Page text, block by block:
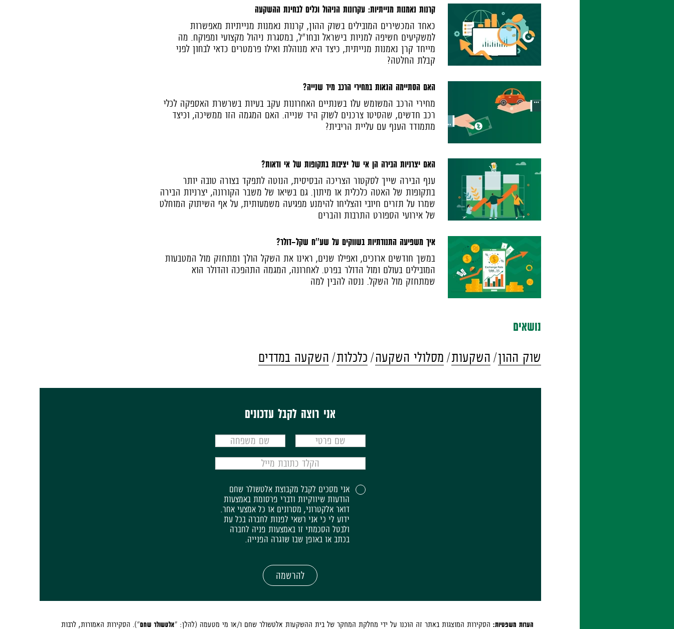
קרנות נאמנות מנייתיות: עקרונות הניהול וכלים לבחינת ההשקעה
כאחד המכשירים המובילים בשוק ההון, קרנות נאמנות מנייתיות מאפשרות
למשקיעים חשיפה למניות בישראל ובחו"ל, במסגרת ניהול מקצועי ומפוקח. מה
מייחד קרן נאמנות מנייתית, כיצד היא מנוהלת ואילו פרמטרים כדאי לבחון לפני
קבלת החלטה?
האם הסתיימה הגאות במחירי הרכב מיד שנייה?
מחירי הרכב המשומש עלו בשנתיים האחרונות עקב בעיות בשרשרת האספקה לכלי
רכב חדשים, שהסיטו צרכנים לשוק היד שנייה. האם המגמה הזו ממשיכה, וכיצד
מתמודד הענף עם עליית הריבית?
האם יצרניות הבירה הן אי של יציבות בתקופות של אי ודאות?
ענף הבירה שייך לסקטור הצריכה הבסיסית, הנוטה לתפקד בצורה טובה יותר
בתקופות של האטה כלכלית או מיתון. גם בשיאו של משבר הקורונה, יצרניות הבירה
שמרו על תזרים חיובי והצליחו להימנע מפגיעה משמעותית, על אף השיתוק המוחלט
של אירועי הספורט התרבות והברים
איך משפיעה התנודתיות בשווקים על שע''ח שקל-דולר?
במשך חודשים ארוכים, ואפילו שנים, ראינו את השקל הולך ומתחזק מול המטבעות
המובילים בעולם ומול הדולר בפרט. לאחרונה, המגמה התהפכה והדולר הוא
שמתחזק מול השקל. ננסה להבין למה
נושאים
שוק ההון השקעות מסלולי השקעה כלכלות השקעה במדדים
אני רוצה לקבל עדכונים
אני מסכים לקבל מקבוצת אלטשולר שחם
הודעות שיווקיות ודברי פרסומת באמצעות
דואר אלקטרוני, מסרונים או כל אמצעי אחר.
ידוע לי כי אני רשאי לפנות לחברה בכל עת
ולבטל הסכמתי זו באמצעות פניה לחברה
בכתב או באופן שבו שוגרה הפנייה.
להרשמה
הערות משפטיות: הסקירות המוצגות באתר זה הוכנו על ידי מחלקת המחקר של בית ההשקעות אלטשולר שחם ו/או מי מטעמה (להלן: "אלטשולר שחם"). הסקירות האמורות, לרבות